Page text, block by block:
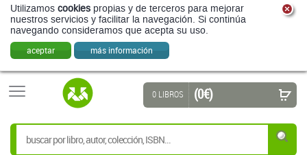
Utilizamos cookies propias y de terceros para mejorar
nuestros servicios y facilitar la navegación. Si continúa
navegando consideramos que acepta su uso.
aceptar más información
0 LIBROS (0 €)